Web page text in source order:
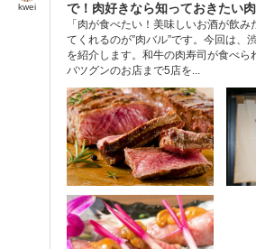
kwei
で！肉好きなら知っておきたい
「肉が食べたい！美味しいお酒が飲み
てくれるのが”肉バル”です。今回は、
を紹介します。和牛の肉寿司が食べら
バツグンのお店まで5店を...